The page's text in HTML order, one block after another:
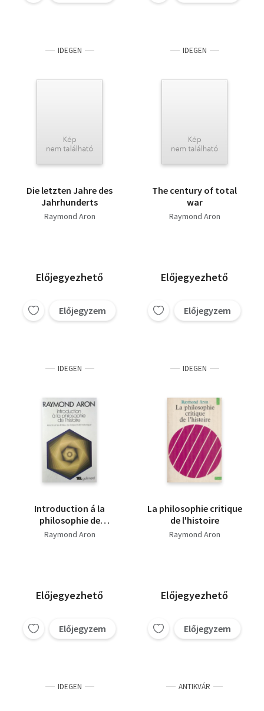
IDEGEN
Die letzten Jahre des
Jahrhunderts
Raymond Aron
Előjegyezhető
Előjegyzem
IDEGEN
The century of total
war
Raymond Aron
Előjegyezhető
Előjegyzem
IDEGEN
Introduction á la
philosophie de
l'histoire
Raymond Aron
Előjegyezhető
Előjegyzem
IDEGEN
La philosophie critique
de l'histoire
Raymond Aron
Előjegyezhető
Előjegyzem
IDEGEN ANTIKVÁR